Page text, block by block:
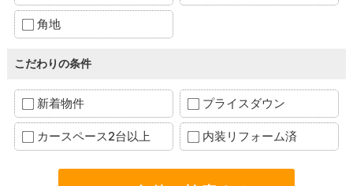
角地
こだわりの条件
新着物件 プライスダウン
カースペース2台以上 内装リフォーム済